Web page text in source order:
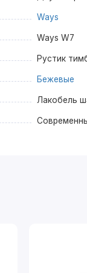
Ways
Ways W7
Рустик
Бежевые
Лакобель